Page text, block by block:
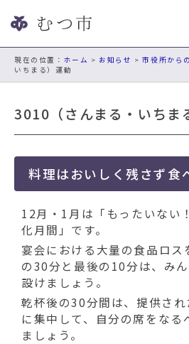
ビ
現在の位置： ホーム > お知らせ >市役所から
いちまる）運動
3010（さんまる・いちま
料理はおいしく残さず食
12月・1月は「もったいない
化月間」です。
宴会における大量の食品ロス
の30分と最後の10分は、み
設けましょう。
乾杯後の30分間は、提供さ
に集中して、自分の席をなる
ましょう。